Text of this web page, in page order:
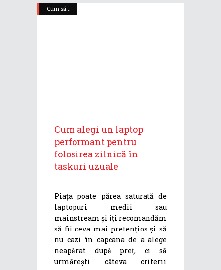
Cum să...
Cum alegi un laptop
performant pentru
folosirea zilnică în
taskuri uzuale
Piața poate părea saturată de
laptopuri medii sau
mainstream și îți recomandăm
să fii ceva mai pretențios și să
nu cazi în capcana de a alege
neapărat după preț, ci să
urmărești câteva criterii